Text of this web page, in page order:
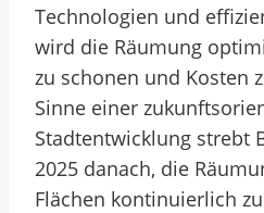
Technologien und
wird die Räumung
zu schonen und Kosten
Sinne einer
Stadtentwicklung strebt
2025 danach, die
Flächen kontinuierlich